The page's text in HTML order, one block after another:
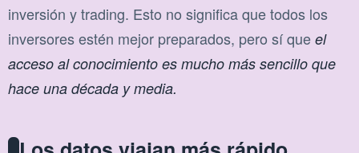
inversión y trading. Esto no significa que todos los
inversores estén mejor preparados, pero sí que el
acceso al conocimiento es mucho más sencillo que
hace una década y media.